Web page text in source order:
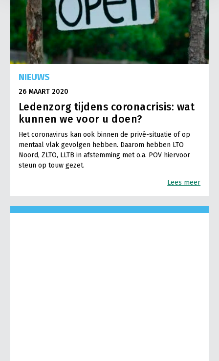
NIEUWS
26 MAART 2020
Ledenzorg tijdens coronacrisis: wat
kunnen we voor u doen?
Het coronavirus kan ook binnen de privé-situatie of op
mentaal vlak gevolgen hebben. Daarom hebben LTO
Noord, ZLTO, LLTB in afstemming met o.a. POV hiervoor
steun op touw gezet.
Lees meer